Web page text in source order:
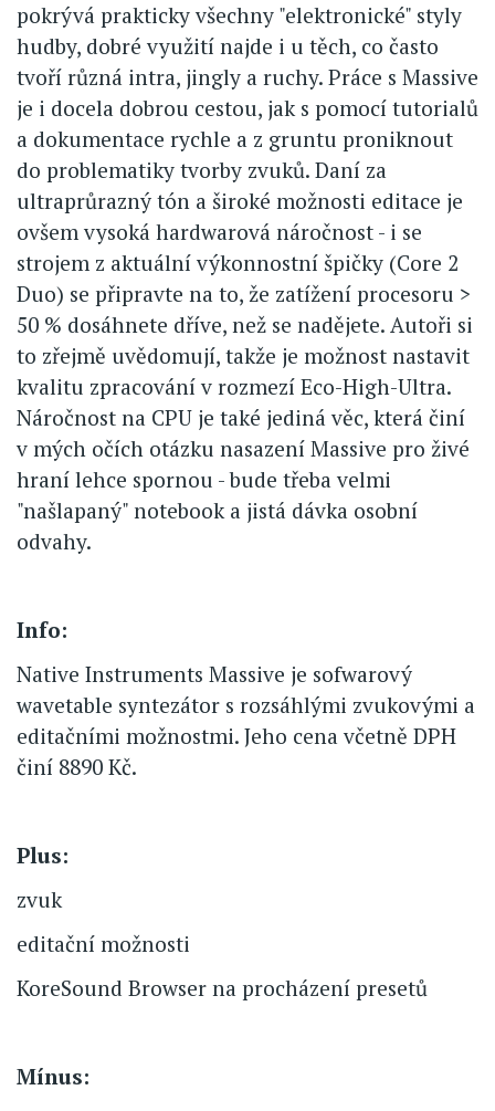
pokrývá prakticky všechny "elektronické" styly
hudby, dobré využití najde i u těch, co často
tvoří různá intra, jingly a ruchy. Práce s Massive
je i docela dobrou cestou, jak s pomocí tutorialů
a dokumentace rychle a z gruntu proniknout
do problematiky tvorby zvuků. Daní za
ultraprůrazný tón a široké možnosti editace je
ovšem vysoká hardwarová náročnost - i se
strojem z aktuální výkonnostní špičky (Core 2
Duo) se připravte na to, že zatížení procesoru >
50 % dosáhnete dříve, než se nadějete. Autoři si
to zřejmě uvědomují, takže je možnost nastavit
kvalitu zpracování v rozmezí Eco-High-Ultra.
Náročnost na CPU je také jediná věc, která činí
v mých očích otázku nasazení Massive pro živé
hraní lehce spornou - bude třeba velmi
"našlapaný" notebook a jistá dávka osobní
odvahy.
Info:
Native Instruments Massive je sofwarový
wavetable syntezátor s rozsáhlými zvukovými a
editačními možnostmi. Jeho cena včetně DPH
činí 8890 Kč.
Plus:
zvuk
editační možnosti
KoreSound Browser na procházení presetů
Mínus: